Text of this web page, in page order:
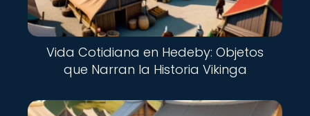
Vida Cotidiana en Hedeby: Objetos
que Narran la Historia Vikinga